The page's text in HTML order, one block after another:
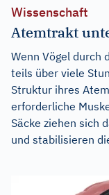
Wissenschaft
Atemtrakt
Wenn Vögel durch
teils über viele
Struktur ihres
erforderliche
Säcke ziehen sich
und stabilisieren